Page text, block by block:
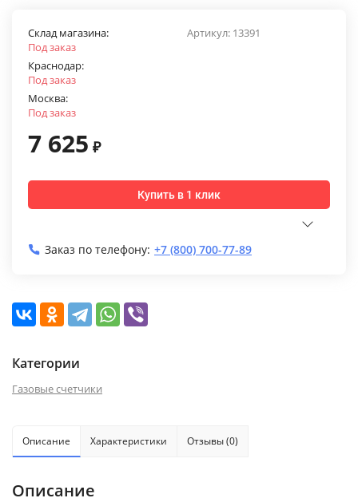
Артикул: 13391
Склад магазина:
Под заказ
Краснодар:
Под заказ
Москва:
Под заказ
7 625 ₽
Купить в 1 клик
Заказ по телефону: +7 (800) 700-77-89
Категории
Газовые счетчики
Описание Характеристики Отзывы (0)
Описание